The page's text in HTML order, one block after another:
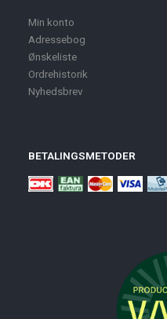
Min konto
Adressebog
Ønskeliste
Ordrehistorik
Nyhedsbrev
BETALINGSMETODER